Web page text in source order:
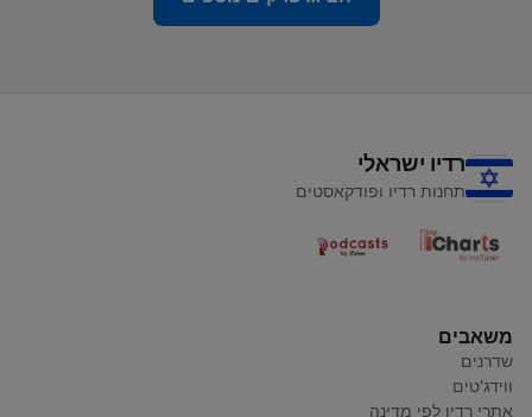
רדיו ישראלי
תחנות רדיו ופודקאסטים
משאבים
שדרנים
ווידג'טים
אתרי רדיו לפי מדינה